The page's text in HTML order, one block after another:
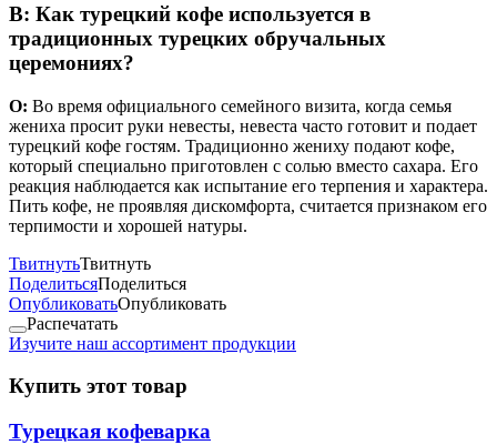
В: Как турецкий кофе используется в
традиционных турецких обручальных
церемониях?
О: Во время официального семейного визита, когда семья
жениха просит руки невесты, невеста часто готовит и подает
турецкий кофе гостям. Традиционно жениху подают кофе,
который специально приготовлен с солью вместо сахара. Его
реакция наблюдается как испытание его терпения и характера.
Пить кофе, не проявляя дискомфорта, считается признаком его
терпимости и хорошей натуры.
ТвитнутьТвитнуть
ПоделитьсяПоделиться
ОпубликоватьОпубликовать
Распечатать
Изучите наш ассортимент продукции
Купить этот товар
Турецкая кофеварка